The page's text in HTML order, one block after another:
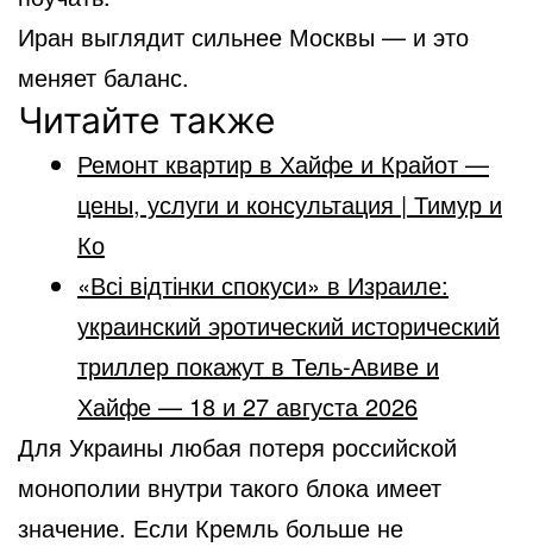
Иран выглядит сильнее Москвы — и это
меняет баланс.
Читайте также
Ремонт квартир в Хайфе и Крайот —
цены, услуги и консультация | Тимур и
Ко
«Всі відтінки спокуси» в Израиле:
украинский эротический исторический
триллер покажут в Тель-Авиве и
Хайфе — 18 и 27 августа 2026
Для Украины любая потеря российской
монополии внутри такого блока имеет
значение. Если Кремль больше не